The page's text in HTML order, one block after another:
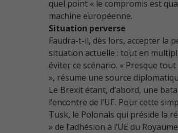
quel point « le compromis est
machine européenne.
Situation perverse
Faudra-t-il, dès lors, accepter la
situation actuelle : tout en
éviter ce scénario. « Presque
», résume une source
Le Brexit étant, d’abord, une
l’encontre de l’UE. Pour cette
Tusk, le Polonais qui préside la
» de l’adhésion à l’UE du